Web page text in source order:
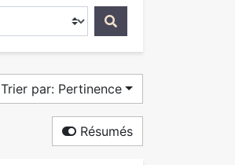
Trier par: Pertinence
Résumés